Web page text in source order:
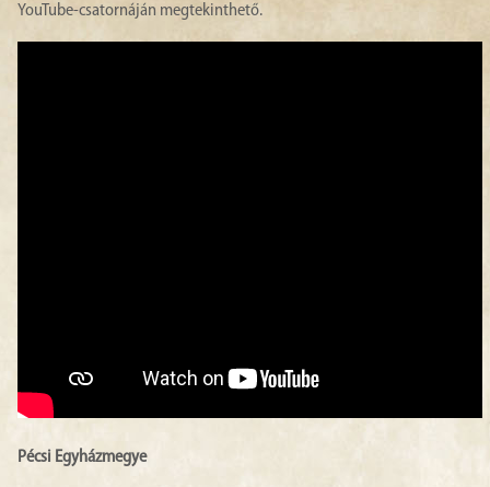
YouTube-csatornáján megtekinthető.
Pécsi Egyházmegye